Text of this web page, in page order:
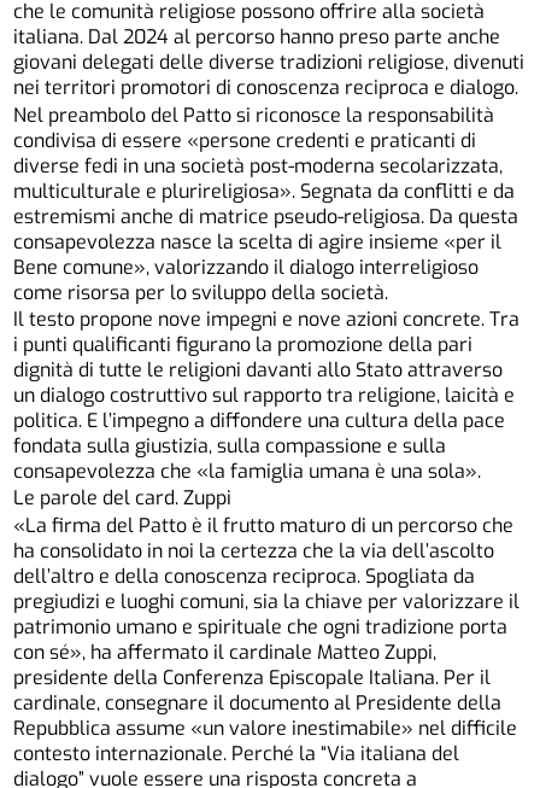
che le comunità religiose possono offrire alla società
italiana. Dal 2024 al percorso hanno preso parte anche
giovani delegati delle diverse tradizioni religiose, divenuti
nei territori promotori di conoscenza reciproca e dialogo.
Nel preambolo del Patto si riconosce la responsabilità
condivisa di essere «persone credenti e praticanti di
diverse fedi in una società post-moderna secolarizzata,
multiculturale e plurireligiosa». Segnata da conflitti e da
estremismi anche di matrice pseudo-religiosa. Da questa
consapevolezza nasce la scelta di agire insieme «per il
Bene comune», valorizzando il dialogo interreligioso
come risorsa per lo sviluppo della società.
Il testo propone nove impegni e nove azioni concrete. Tra
i punti qualificanti figurano la promozione della pari
dignità di tutte le religioni davanti allo Stato attraverso
un dialogo costruttivo sul rapporto tra religione, laicità e
politica. E l’impegno a diffondere una cultura della pace
fondata sulla giustizia, sulla compassione e sulla
consapevolezza che «la famiglia umana è una sola».
Le parole del card. Zuppi
«La firma del Patto è il frutto maturo di un percorso che
ha consolidato in noi la certezza che la via dell’ascolto
dell’altro e della conoscenza reciproca. Spogliata da
pregiudizi e luoghi comuni, sia la chiave per valorizzare il
patrimonio umano e spirituale che ogni tradizione porta
con sé», ha affermato il cardinale Matteo Zuppi,
presidente della Conferenza Episcopale Italiana. Per il
cardinale, consegnare il documento al Presidente della
Repubblica assume «un valore inestimabile» nel difficile
contesto internazionale. Perché la “Via italiana del
dialogo” vuole essere una risposta concreta a